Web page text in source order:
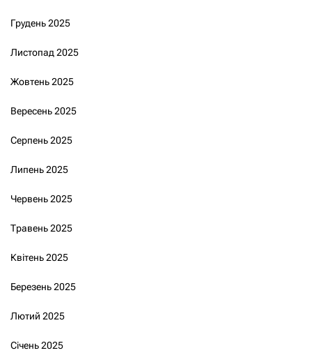
Грудень 2025
Листопад 2025
Жовтень 2025
Вересень 2025
Серпень 2025
Липень 2025
Червень 2025
Травень 2025
Квітень 2025
Березень 2025
Лютий 2025
Січень 2025